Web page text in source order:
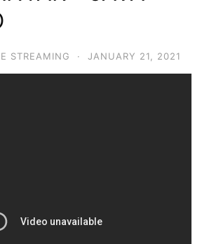
STREAMING · JANUARY 21, 2021